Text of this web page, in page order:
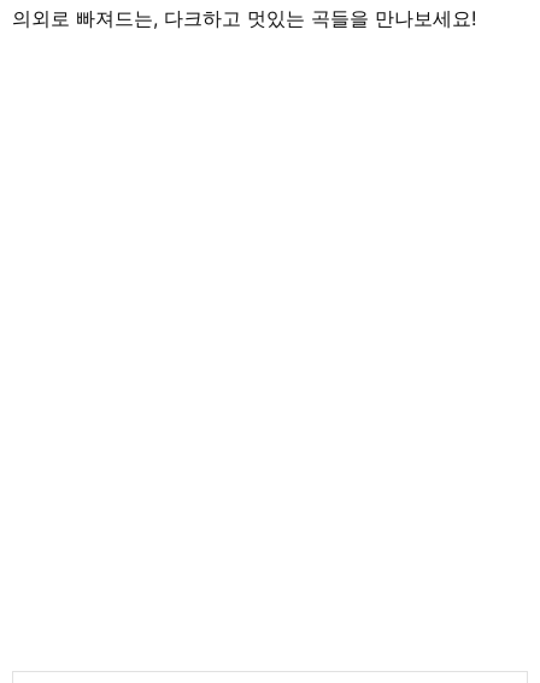
의외로 빠져드는, 다크하고 멋있는 곡들을 만나보세요!